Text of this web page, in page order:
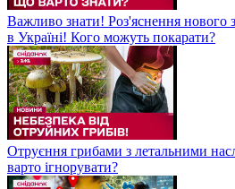
Важливо знати! Роз'яснення нового
в Україні! Кого можуть покарати?
Отруєння грибами з летальними
варто ігнорувати?